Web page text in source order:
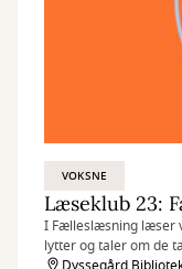
VOKSNE
Læseklub 23:
I Fælleslæsning læser
lytter og taler om de